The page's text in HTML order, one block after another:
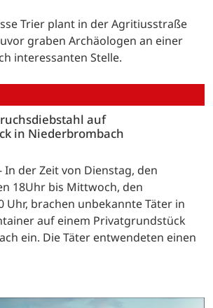
Trier plant in der Agritiusstraße
graben Archäologen an einer
interessanten Stelle.
auf
in Niederbrombach
In der Zeit von Dienstag, den
18Uhr bis Mittwoch, den
Uhr, brachen unbekannte Täter in
auf einem Privatgrundstück
ein. Die Täter entwendeten einen